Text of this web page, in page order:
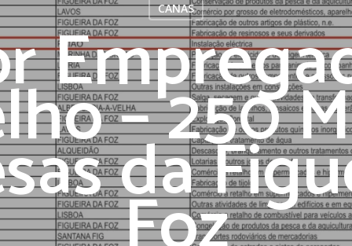
Indicadores Económicos e
Financeiros
Relatórios e Contas
CANAS
– 250
da